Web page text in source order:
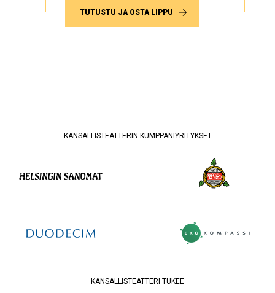
TUTUSTU JA OSTA LIPPU
KANSALLISTEATTERIN KUMPPANIYRITYKSET
KANSALLISTEATTERI TUKEE